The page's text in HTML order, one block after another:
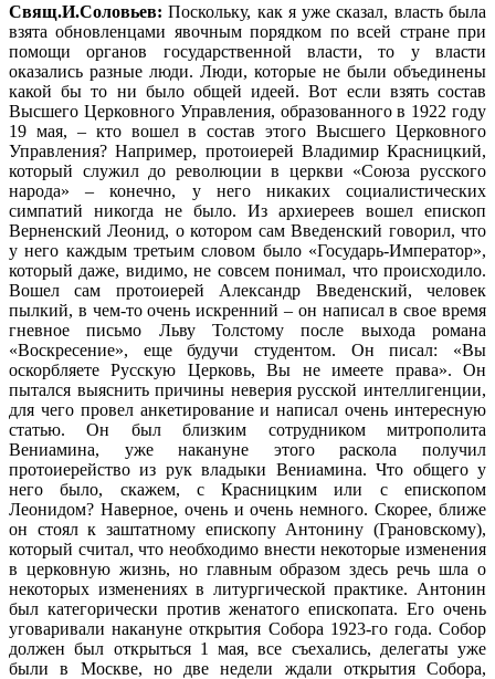
Свящ.И.Соловьев: Поскольку, как я уже сказал, власть была
взята обновленцами явочным порядком по всей стране при
помощи органов государственной власти, то у власти
оказались разные люди. Люди, которые не были объединены
какой бы то ни было общей идеей. Вот если взять состав
Высшего Церковного Управления, образованного в 1922 году
19 мая, – кто вошел в состав этого Высшего Церковного
Управления? Например, протоиерей Владимир Красницкий,
который служил до революции в церкви «Союза русского
народа» – конечно, у него никаких социалистических
симпатий никогда не было. Из архиереев вошел епископ
Верненский Леонид, о котором сам Введенский говорил, что
у него каждым третьим словом было «Государь-Император»,
который даже, видимо, не совсем понимал, что происходило.
Вошел сам протоиерей Александр Введенский, человек
пылкий, в чем-то очень искренний – он написал в свое время
гневное письмо Льву Толстому после выхода романа
«Воскресение», еще будучи студентом. Он писал: «Вы
оскорбляете Русскую Церковь, Вы не имеете права». Он
пытался выяснить причины неверия русской интеллигенции,
для чего провел анкетирование и написал очень интересную
статью. Он был близким сотрудником митрополита
Вениамина, уже накануне этого раскола получил
протоиерейство из рук владыки Вениамина. Что общего у
него было, скажем, с Красницким или с епископом
Леонидом? Наверное, очень и очень немного. Скорее, ближе
он стоял к заштатному епископу Антонину (Грановскому),
который считал, что необходимо внести некоторые изменения
в церковную жизнь, но главным образом здесь речь шла о
некоторых изменениях в литургической практике. Антонин
был категорически против женатого епископата. Его очень
уговаривали накануне открытия Собора 1923-го года. Собор
должен был открыться 1 мая, все съехались, делегаты уже
были в Москве, но две недели ждали открытия Собора,